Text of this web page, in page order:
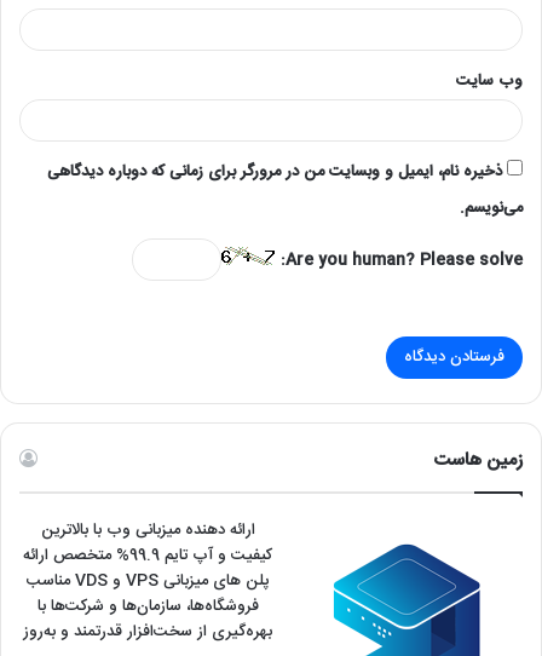
وب‌ سایت
ذخیره نام، ایمیل و وبسایت من در مرورگر برای زمانی که دوباره دیدگاهی
می‌نویسم.
Are you human? Please solve:
زمین هاست
ارائه دهنده میزبانی وب با بالاترین
کیفیت و آپ تایم 99.9% متخصص ارائه
پلن های میزبانی VPS و VDS مناسب
فروشگاه‌ها، سازمان‌ها و شرکت‌ها با
بهره‌گیری از سخت‌افزار قدرتمند و به‌روز